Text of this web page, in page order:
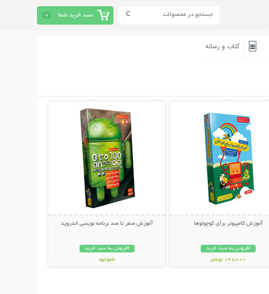
سبد خرید شما 0
کتاب و رسانه
آموزش کامپیوتر برای کوچولوها
افزودن به سبد خرید
148,000 تومان
آموزش صفر تا صد برنامه نویسی اندروید
افزودن به سبد خرید
ناموجود